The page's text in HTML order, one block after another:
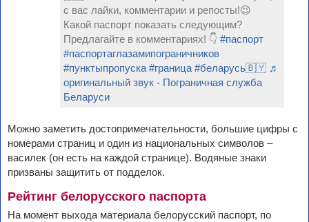
с вас лайки, комментарии и репосты!😉
Какой паспорт показать следующим?
Предлагайте в комментариях! 👇 #паспорт
#паспортаглазамипограничников
#пунктыпропуска #граница #беларусь🇧🇾 ♬
оригинальный звук - Пограничная служба
Беларуси
Можно заметить достопримечательности, большие цифры с
номерами страниц и один из национальных символов –
василек (он есть на каждой странице). Водяные знаки
призваны защитить от подделок.
Рейтинг белорусского паспорта
На момент выхода материала белорусский паспорт, по